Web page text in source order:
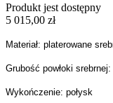
Produkt jest dostępny
5 015,00 zł
Materiał: platerowane
Grubość powłoki
Wykończenie: połysk